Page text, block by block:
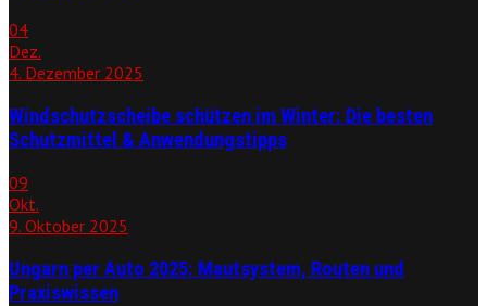
04
Dez.
4. Dezember 2025
Windschutzscheibe schützen im Winter: Die besten
Schutzmittel & Anwendungstipps
09
Okt.
9. Oktober 2025
Ungarn per Auto 2025: Mautsystem, Routen und
Praxiswissen